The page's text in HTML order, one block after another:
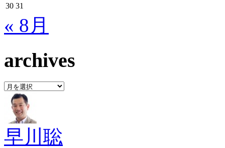
30 31
« 8月
archives
archives
早川聡